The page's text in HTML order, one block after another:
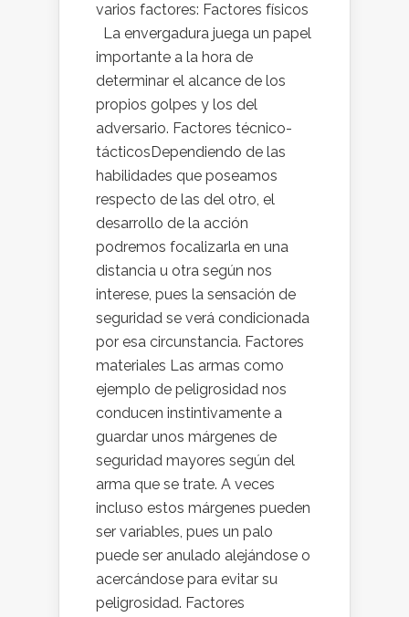
varios factores: Factores físicos
La envergadura juega un papel
importante a la hora de
determinar el alcance de los
propios golpes y los del
adversario. Factores técnico-
tácticosDependiendo de las
habilidades que poseamos
respecto de las del otro, el
desarrollo de la acción
podremos focalizarla en una
distancia u otra según nos
interese, pues la sensación de
seguridad se verá condicionada
por esa circunstancia. Factores
materiales Las armas como
ejemplo de peligrosidad nos
conducen instintivamente a
guardar unos márgenes de
seguridad mayores según del
arma que se trate. A veces
incluso estos márgenes pueden
ser variables, pues un palo
puede ser anulado alejándose o
acercándose para evitar su
peligrosidad. Factores